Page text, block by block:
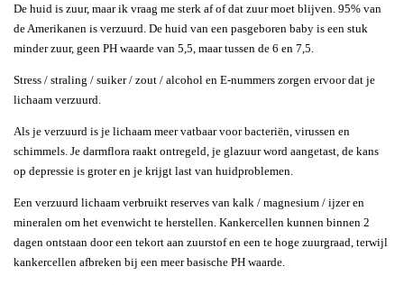
De huid is zuur, maar ik vraag me sterk af of dat zuur moet blijven. 95% van
de Amerikanen is verzuurd. De huid van een pasgeboren baby is een stuk
minder zuur, geen PH waarde van 5,5, maar tussen de 6 en 7,5.
Stress / straling / suiker / zout / alcohol en E-nummers zorgen ervoor dat je
lichaam verzuurd.
Als je verzuurd is je lichaam meer vatbaar voor bacteriën, virussen en
schimmels. Je darmflora raakt ontregeld, je glazuur word aangetast, de kans
op depressie is groter en je krijgt last van huidproblemen.
Een verzuurd lichaam verbruikt reserves van kalk / magnesium / ijzer en
mineralen om het evenwicht te herstellen. Kankercellen kunnen binnen 2
dagen ontstaan door een tekort aan zuurstof en een te hoge zuurgraad, terwijl
kankercellen afbreken bij een meer basische PH waarde.